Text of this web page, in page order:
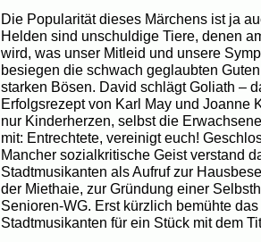
Die Popularität dieses Märchens ist ja
Helden sind unschuldige Tiere, denen
wird, was unser Mitleid und unsere
besiegen die schwach geglaubten
starken Bösen. David schlägt Goliath –
Erfolgsrezept von Karl May und Joanne
nur Kinderherzen, selbst die
mit: Entrechtete, vereinigt euch!
Mancher sozialkritische Geist verstand
Stadtmusikanten als Aufruf zur
der Miethaie, zur Gründung einer
Senioren-WG. Erst kürzlich bemühte
Stadtmusikanten für ein Stück mit dem